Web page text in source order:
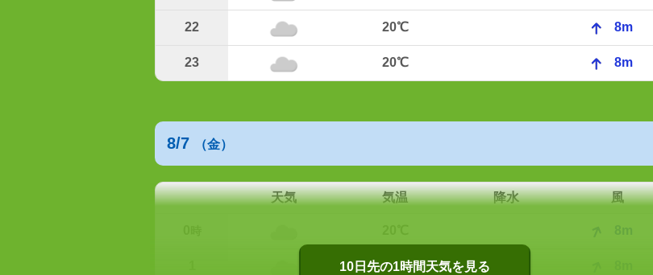
22 20℃ 8m
23 20℃ 8m
8/7 （金）
天気 気温 降水 風
20℃
10日先の1時間天気を見る